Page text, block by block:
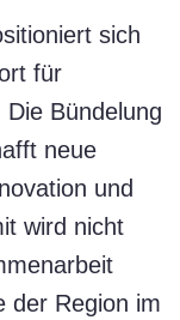
sich
für
Bündelung
neue
und
wird nicht
der Region im